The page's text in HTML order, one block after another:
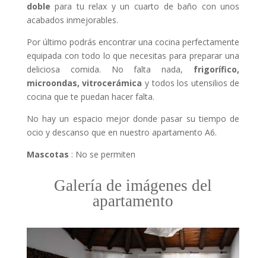
doble para tu relax y un cuarto de baño con unos
acabados inmejorables.
Por último podrás encontrar una cocina perfectamente
equipada con todo lo que necesitas para preparar una
deliciosa comida. No falta nada, frigorífico,
microondas, vitrocerámica y todos los utensilios de
cocina que te puedan hacer falta.
No hay un espacio mejor donde pasar su tiempo de
ocio y descanso que en nuestro apartamento A6.
Mascotas : No se permiten
Galería de imágenes del
apartamento